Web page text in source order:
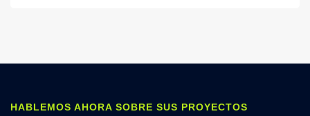
HABLEMOS AHORA SOBRE SUS PROYECTOS